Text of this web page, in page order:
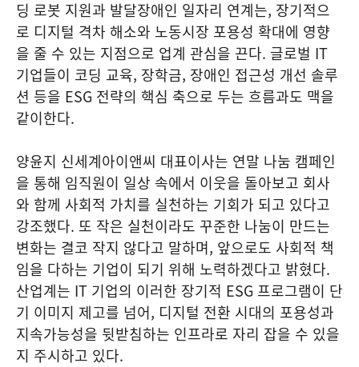
딩 로봇 지원과 발달장애인 일자리 연계는, 장기적으
로 디지털 격차 해소와 노동시장 포용성 확대에 영향
을 줄 수 있는 지점으로 업계 관심을 끈다. 글로벌 IT
기업들이 코딩 교육, 장학금, 장애인 접근성 개선 솔루
션 등을 ESG 전략의 핵심 축으로 두는 흐름과도 맥을
같이한다.
양윤지 신세계아이앤씨 대표이사는 연말 나눔 캠페인
을 통해 임직원이 일상 속에서 이웃을 돌아보고 회사
와 함께 사회적 가치를 실천하는 기회가 되고 있다고
강조했다. 또 작은 실천이라도 꾸준한 나눔이 만드는
변화는 결코 작지 않다고 말하며, 앞으로도 사회적 책
임을 다하는 기업이 되기 위해 노력하겠다고 밝혔다.
산업계는 IT 기업의 이러한 장기적 ESG 프로그램이 단
기 이미지 제고를 넘어, 디지털 전환 시대의 포용성과
지속가능성을 뒷받침하는 인프라로 자리 잡을 수 있을
지 주시하고 있다.